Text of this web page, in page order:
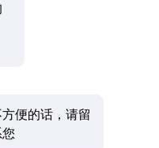
便的话，请留